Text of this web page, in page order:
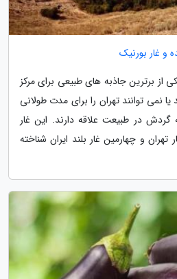
و غار بورنیک
از برترین جاذبه های طبیعی برای مرکز
نمی توانند تهران را برای مدت طولانی
گردش در طبیعت علاقه دارند. این غار
تهران و چهارمین غار بلند ایران شناخته